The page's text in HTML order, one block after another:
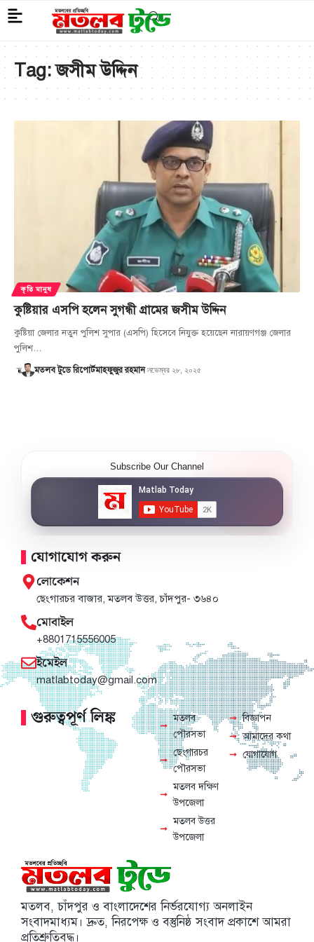
Tag:জসীম উদ্দিন
কৃতি মানুষ
কুষ্টিয়ার এসপি হলেন সুগন্ধী গ্রামের জসীম উদ্দিন
কুষ্টিয়া জেলার নতুন পুলিশ সুপার (এসপি) হিসেবে নিযুক্ত হয়েছেন নারায়ণগঞ্জ জেলার
পুলিশ…
মতলব টুডে রিপোর্টমাহফুজুর রহমান নভেম্বর ২৮, ২০২৫
মতলব, চাঁদপুর ও বাংলাদেশের নির্ভরযোগ্য অনলাইন
সংবাদমাধ্যম। দ্রুত, নিরপেক্ষ ও বস্তুনিষ্ঠ সংবাদ প্রকাশে আমরা
প্রতিশ্রুতিবদ্ধ।
Subscribe Our Channel
গুরুত্বপূর্ণ লিঙ্ক
মতলব
পৌরসভা
ছেংগারচর
পৌরসভা
মতলব দক্ষিণ
উপজেলা
মতলব উত্তর
উপজেলা
বিজ্ঞাপন
আমাদের কথা
যোগাযোগ
যোগাযোগ করুন
লোকেশন
ছেংগারচর বাজার, মতলব উত্তর, চাঁদপুর- ৩৬৪০
মোবাইল
+8801715556005
ইমেইল
matlabtoday@gmail.com